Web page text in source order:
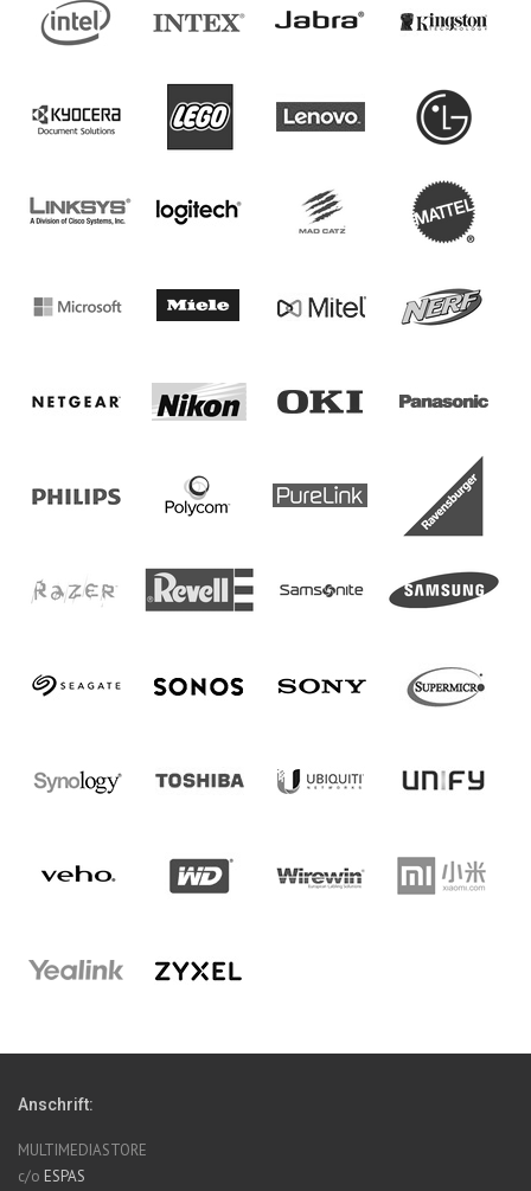
Anschrift:
MULTIMEDIASTORE
c/o ESPAS